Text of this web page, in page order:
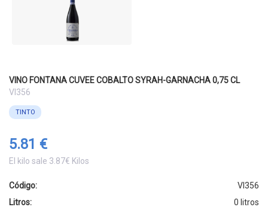
VINO FONTANA CUVEE COBALTO SYRAH-GARNACHA 0,75 CL
VI356
TINTO
5.81 €
El kilo sale 3.87€ Kilos
Código:
VI356
Litros:
0 litros